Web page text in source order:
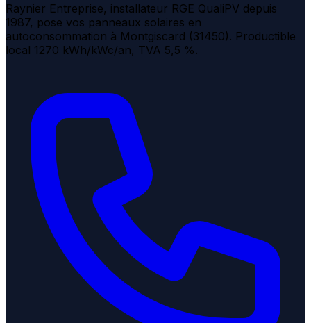
Raynier Entreprise, installateur RGE QualiPV depuis
1987, pose vos panneaux solaires en
autoconsommation à Montgiscard (31450). Productible
local 1270 kWh/kWc/an, TVA 5,5 %.